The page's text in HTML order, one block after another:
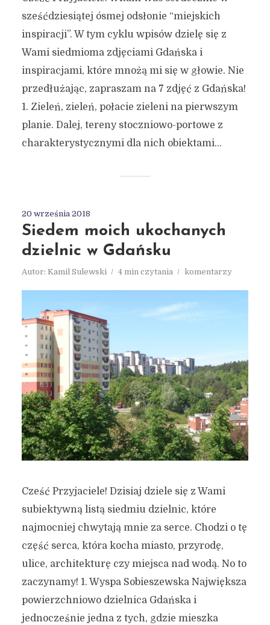
sześćdziesiątej ósmej odsłonie “miejskich
inspiracji”. W tym cyklu wpisów dzielę się z
Wami siedmioma zdjęciami Gdańska i
inspiracjami, które mnożą mi się w głowie. Nie
przedłużając, zapraszam na 7 zdjęć z Gdańska!
1. Zieleń, zieleń, połacie zieleni na pierwszym
planie. Dalej, tereny stoczniowo-portowe z
charakterystycznymi dla nich obiektami...
20 września 2018
Siedem moich ukochanych
dzielnic w Gdańsku
Autor: Kamil Sulewski 4 min czytania komentarzy
Cześć Przyjaciele! Dzisiaj dziele się z Wami
subiektywną listą siedmiu dzielnic, które
najmocniej chwytają mnie za serce. Chodzi o tę
część serca, która kocha miasto, przyrodę,
ulice, architekturę czy miejsca nad wodą. No to
zaczynamy! 1. Wyspa Sobieszewska Największa
powierzchniowo dzielnica Gdańska i
jednocześnie jedna z tych, gdzie mieszka